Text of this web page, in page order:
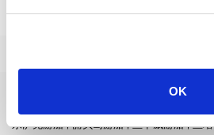
OK
天信码头是您通往普吉岛和附近岛屿的
岛和小长岛的宁静，还是攀牙湾的美景
东萨克游船 丽贝岛游船 兰卡威游船 兰